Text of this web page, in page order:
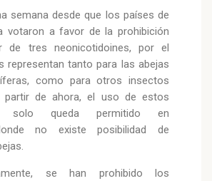
semana desde que los países de
votaron a favor de la prohibición
de tres neonicotidoines, por el
representan tanto para las abejas
como para otros insectos
partir de ahora, el uso de estos
solo queda permitido en
no existe posibilidad de
se han prohibido los